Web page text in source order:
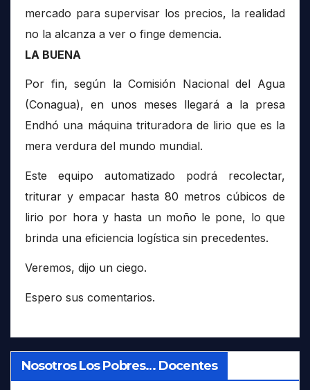
mercado para supervisar los precios, la realidad
no la alcanza a ver o finge demencia.
LA BUENA
Por fin, según la Comisión Nacional del Agua
(Conagua), en unos meses llegará a la presa
Endhó una máquina trituradora de lirio que es la
mera verdura del mundo mundial.
Este equipo automatizado podrá recolectar,
triturar y empacar hasta 80 metros cúbicos de
lirio por hora y hasta un moño le pone, lo que
brinda una eficiencia logística sin precedentes.
Veremos, dijo un ciego.
Espero sus comentarios.
Nosotros Los Pobres… Docentes